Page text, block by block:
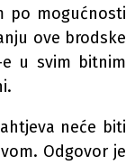
po mogućnosti
ove brodske
e u svim bitnim
neće biti
Odgovor je